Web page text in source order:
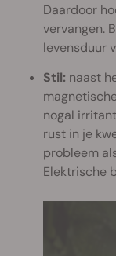
Daardoor
vervangen.
levensduur
Stil: naast
nogal
rust in je
probleem
Elektrische